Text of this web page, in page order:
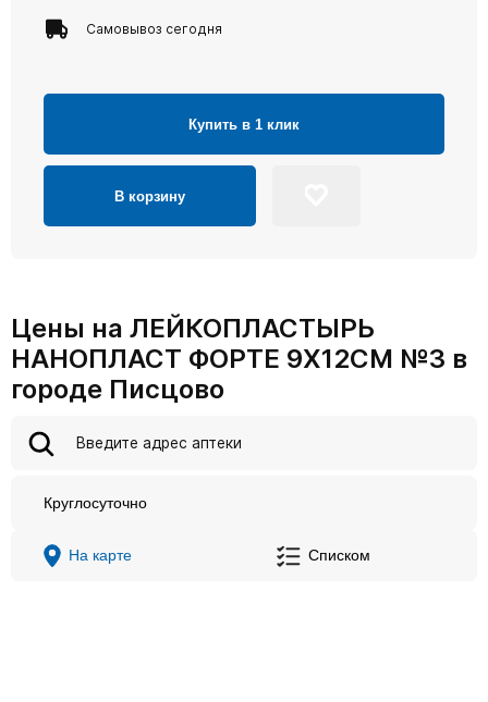
Самовывоз сегодня
Купить в 1 клик
В корзину
Цены на ЛЕЙКОПЛАСТЫРЬ
НАНОПЛАСТ ФОРТЕ 9Х12СМ №3 в
городе Писцово
Круглосуточно
На карте Списком